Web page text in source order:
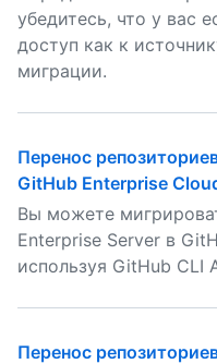
убедитесь, что у вас
доступ как к
миграции.
Перенос
GitHub Enterprise
Вы можете
Enterprise Server в
используя GitHub CLI
Перенос